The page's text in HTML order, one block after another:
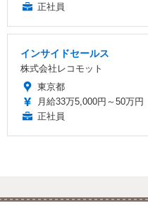
正社員
インサイドセールス
株式会社レコモット
東京都
月給33万5,000円～50万円
正社員